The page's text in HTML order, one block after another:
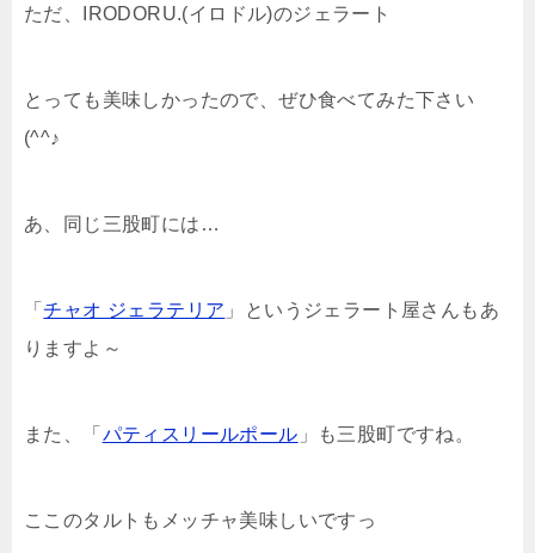
ただ、IRODORU.(イロドル)のジェラート
とっても美味しかったので、ぜひ食べてみた下さい
(^^♪
あ、同じ三股町には…
「チャオ ジェラテリア 」というジェラート屋さんもあ
りますよ～
また、「 パティスリールポール 」も三股町ですね。
ここのタルトもメッチャ美味しいですっ